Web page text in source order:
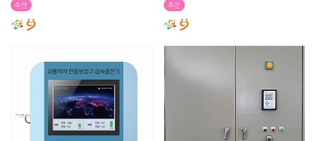
추천 추천